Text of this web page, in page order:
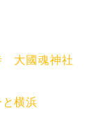
大國魂神社
横浜